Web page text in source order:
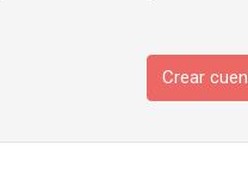
Crear